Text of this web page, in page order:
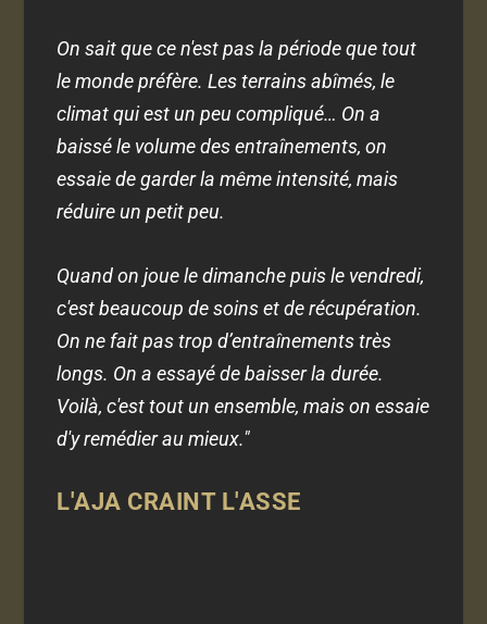
On sait que ce n'est pas la période que tout
le monde préfère. Les terrains abîmés, le
climat qui est un peu compliqué… On a
baissé le volume des entraînements, on
essaie de garder la même intensité, mais
réduire un petit peu.
Quand on joue le dimanche puis le vendredi,
c'est beaucoup de soins et de récupération.
On ne fait pas trop d’entraînements très
longs. On a essayé de baisser la durée.
Voilà, c'est tout un ensemble, mais on essaie
d'y remédier au mieux."
L'AJA CRAINT L'ASSE